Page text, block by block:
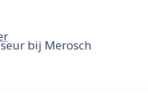
bij Merosch